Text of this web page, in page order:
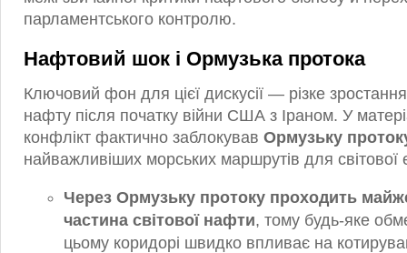
парламентського контролю.
Нафтовий шок і Ормузька протока
Ключовий фон для цієї дискусії — різке
нафту після початку війни США з Іраном. У
конфлікт фактично заблокував Ормузьку
найважливіших морських маршрутів для світової
Через Ормузьку протоку проходить
частина світової нафти, тому будь-яке
цьому коридорі швидко впливає на